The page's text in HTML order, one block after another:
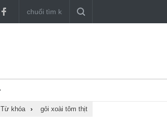
Từ khóa › gỏi xoài tôm thịt